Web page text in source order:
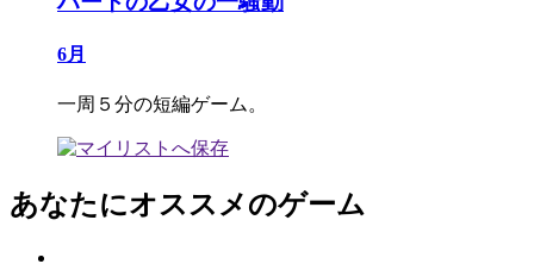
6月
一周５分の短編ゲーム。
あなたにオススメのゲーム